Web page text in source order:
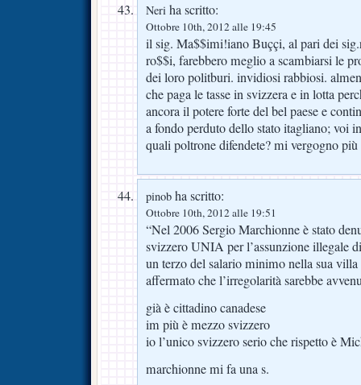
Neri ha scritto:
Ottobre 10th, 2012 alle 19:45
il sig. Ma$$imi!iano Buççi, al pari dei
ro$$i, farebbero meglio a scambiarsi le
dei loro politburi. invidiosi rabbiosi.
che paga le tasse in svizzera e in lotta
ancora il potere forte del bel paese e
a fondo perduto dello stato itagliano; voi
quali poltrone difendete? mi vergogno
pinob ha scritto:
Ottobre 10th, 2012 alle 19:51
“Nel 2006 Sergio Marchionne è stato
svizzero UNIA per l’assunzione illegale
un terzo del salario minimo nella sua
affermato che l’irregolarità sarebbe
già è cittadino canadese
im più è mezzo svizzero
io l’unico svizzero serio che rispetto è
marchionne mi fa una s.